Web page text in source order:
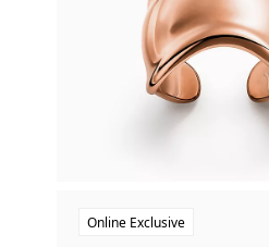
Online Exclusive